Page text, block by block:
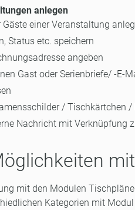
anlegen
einer Veranstaltung
Status etc. speichern
angeben
Gast oder Serienbriefe/ -E-
/ Tischkärtchen
Nachricht mit Verknüpfung
mit den Modulen
Kategorien mit